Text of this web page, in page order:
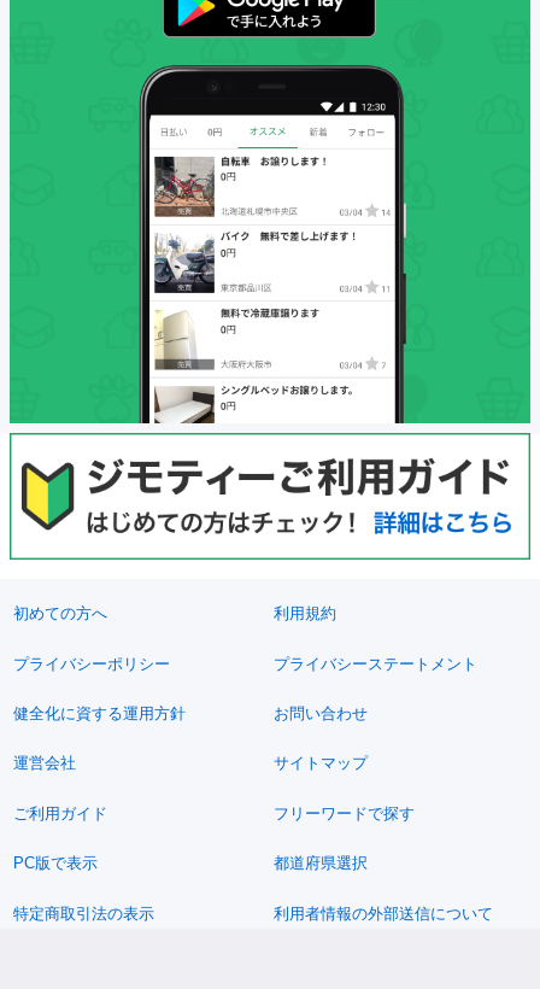
初めての方へ 利用規約
プライバシーポリシー プライバシーステートメント
健全化に資する運用方針 お問い合わせ
運営会社 サイトマップ
ご利用ガイド フリーワードで探す
PC版で表示 都道府県選択
特定商取引法の表示 利用者情報の外部送信について